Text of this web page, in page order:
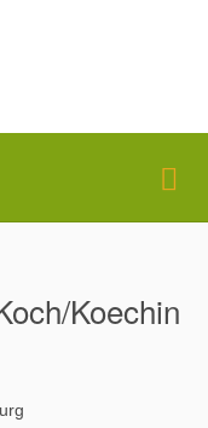
Koechin